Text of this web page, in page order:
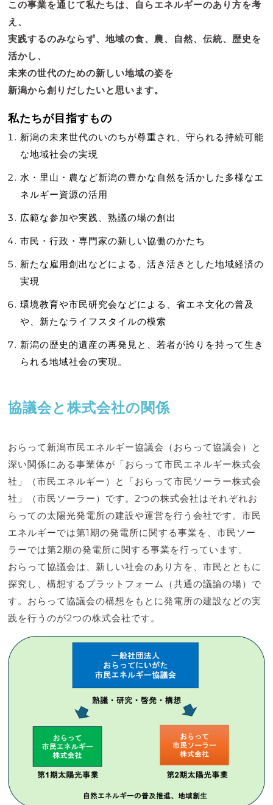
この事業を通じて私たちは、自らエネルギーのあり方を考
え、
実践するのみならず、地域の食、農、自然、伝統、歴史を
活かし、
未来の世代のための新しい地域の姿を
新潟から創りだしたいと思います。
私たちが目指すもの
新潟の未来世代のいのちが尊重され、守られる持続可能
な地域社会の実現
水・里山・農など新潟の豊かな自然を活かした多様なエ
ネルギー資源の活用
広範な参加や実践、熟議の場の創出
市民・行政・専門家の新しい協働のかたち
新たな雇用創出などによる、活き活きとした地域経済の
実現
環境教育や市民研究会などによる、省エネ文化の普及
や、新たなライフスタイルの模索
新潟の歴史的遺産の再発見と、若者が誇りを持って生き
られる地域社会の実現。
協議会と株式会社の関係
おらって新潟市民エネルギー協議会（おらって協議会）と
深い関係にある事業体が「おらって市民エネルギー株式会
社」（市民エネルギー）と「おらって市民ソーラー株式会
社」（市民ソーラー）です。2つの株式会社はそれぞれお
らっての太陽光発電所の建設や運営を行う会社です。市民
エネルギーでは第1期の発電所に関する事業を、市民ソー
ラーでは第2期の発電所に関する事業を行っています。
おらって協議会は、新しい社会のあり方を、市民とともに
探究し、構想するプラットフォーム（共通の議論の場）で
す。おらって協議会の構想をもとに発電所の建設などの実
践を行うのが2つの株式会社です。